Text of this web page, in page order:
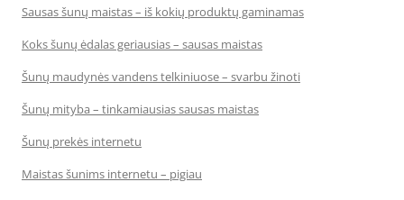
Sausas šunų maistas – iš kokių produktų gaminamas
Koks šunų ėdalas geriausias – sausas maistas
Šunų maudynės vandens telkiniuose – svarbu žinoti
Šunų mityba – tinkamiausias sausas maistas
Šunų prekės internetu
Maistas šunims internetu – pigiau